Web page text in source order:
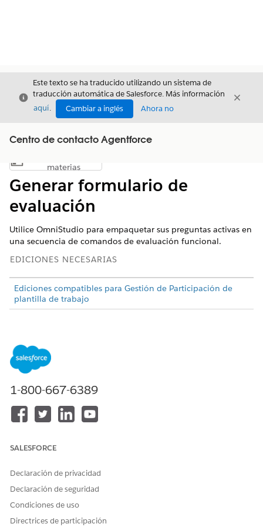
Cerrar
Este texto se ha traducido utilizando un sistema de
traducción automática de Salesforce. Más información
aquí. Cambiar a inglés Ahora no
Cerrar
Centro de contacto Agentforce
Mostrar índice de materias
materias
Generar formulario de
evaluación
Utilice OmniStudio para empaquetar sus preguntas activas en
una secuencia de comandos de evaluación funcional.
EDICIONES NECESARIAS
Ediciones compatibles para Gestión de Participación de
plantilla de trabajo
Para crear secuencias de
comandos de evaluación de
calidad:
Desde la Consola de servicio, vaya a
evaluacióny haga clic en
En la evaluación, introduzca Gestión de calidad y agregue
Idioma: Inglés
Tipo secundario: Introducir tipo como Formulario
Subtipo, solo debe haber una versión de formulario de
evaluación activa.
1-800-667-6389
SALESFORCE
Declaración de privacidad
Declaración de seguridad
Condiciones de uso
Directrices de participación